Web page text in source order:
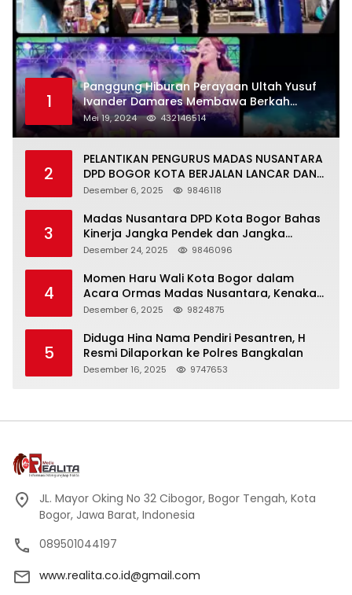
1
Panggung Hiburan Perayaan Ultah Yusuf
Ivander Damares Membawa Berkah
Warga Kejapanan
Mei 19, 2024 432146514
2
PELANTIKAN PENGURUS MADAS NUSANTARA
DPD BOGOR KOTA BERJALAN LANCAR DAN
KHIDMAT
Desember 6, 2025 9846118
3
Madas Nusantara DPD Kota Bogor Bahas
Kinerja Jangka Pendek dan Jangka
Panjang
Desember 24, 2025 9846096
4
Momen Haru Wali Kota Bogor dalam
Acara Ormas Madas Nusantara, Kenakan
Peci Hitam Tinggi sebagai Simbol
Desember 6, 2025 9824875
5
Diduga Hina Nama Pendiri Pesantren, H
Resmi Dilaporkan ke Polres Bangkalan
Desember 16, 2025 9747653
JL. Mayor Oking No 32 Cibogor, Bogor Tengah, Kota
Bogor, Jawa Barat, Indonesia
089501044197
www.realita.co.id@gmail.com